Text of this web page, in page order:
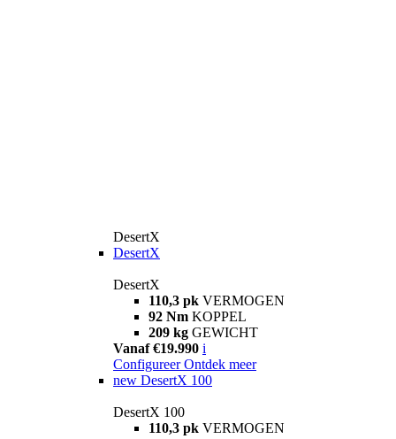
DesertX
DesertX
DesertX
110,3 pk VERMOGEN
92 Nm KOPPEL
209 kg GEWICHT
Vanaf €19.990 i
Configureer Ontdek meer
new DesertX 100
DesertX 100
110,3 pk VERMOGEN